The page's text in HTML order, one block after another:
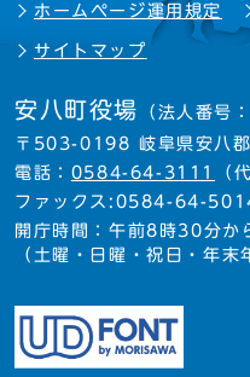
ホームページ運用規定
サイトマップ
安八町役場 （法人番
〒503-0198 岐阜県安八
電話： 0584-64-3111
（
ファックス:0584-64-
開庁時間：午前8時30分か
（土曜・日曜・祝日・年末